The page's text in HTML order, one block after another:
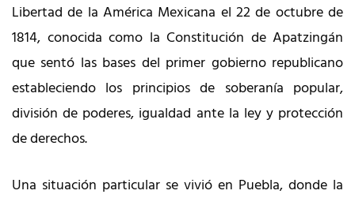
Libertad de la América Mexicana el 22 de octubre de
1814, conocida como la Constitución de Apatzingán
que sentó las bases del primer gobierno republicano
estableciendo los principios de soberanía popular,
división de poderes, igualdad ante la ley y protección
de derechos.
Una situación particular se vivió en Puebla, donde la